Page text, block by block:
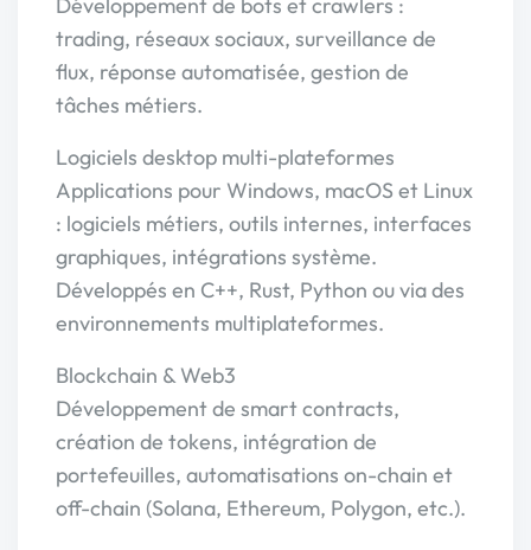
trading, réseaux sociaux, surveillance de
flux, réponse automatisée, gestion de
tâches métiers.
Logiciels desktop multi-plateformes
Applications pour Windows, macOS et Linux
: logiciels métiers, outils internes, interfaces
graphiques, intégrations système.
Développés en C++, Rust, Python ou via des
environnements multiplateformes.
Blockchain & Web3
Développement de smart contracts,
création de tokens, intégration de
portefeuilles, automatisations on-chain et
off-chain (Solana, Ethereum, Polygon, etc.).